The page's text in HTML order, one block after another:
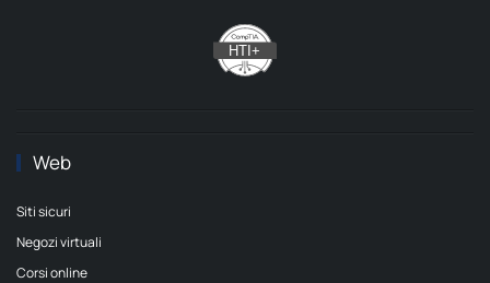
Web
Siti sicuri
Negozi virtuali
Corsi online